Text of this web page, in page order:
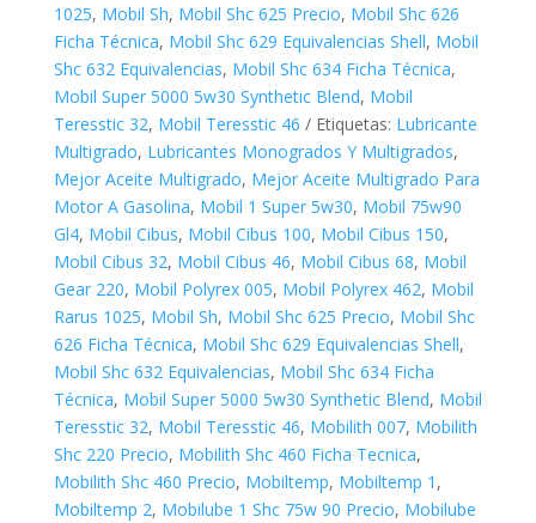
1025, Mobil Sh, Mobil Shc 625 Precio, Mobil Shc 626
Ficha Técnica, Mobil Shc 629 Equivalencias Shell, Mobil
Shc 632 Equivalencias, Mobil Shc 634 Ficha Técnica,
Mobil Super 5000 5w30 Synthetic Blend, Mobil
Teresstic 32, Mobil Teresstic 46 Etiquetas: Lubricante
Multigrado, Lubricantes Monogrados Y Multigrados,
Mejor Aceite Multigrado, Mejor Aceite Multigrado Para
Motor A Gasolina, Mobil 1 Super 5w30, Mobil 75w90
Gl4, Mobil Cibus, Mobil Cibus 100, Mobil Cibus 150,
Mobil Cibus 32, Mobil Cibus 46, Mobil Cibus 68, Mobil
Gear 220, Mobil Polyrex 005, Mobil Polyrex 462, Mobil
Rarus 1025, Mobil Sh, Mobil Shc 625 Precio, Mobil Shc
626 Ficha Técnica, Mobil Shc 629 Equivalencias Shell,
Mobil Shc 632 Equivalencias, Mobil Shc 634 Ficha
Técnica, Mobil Super 5000 5w30 Synthetic Blend, Mobil
Teresstic 32, Mobil Teresstic 46, Mobilith 007, Mobilith
Shc 220 Precio, Mobilith Shc 460 Ficha Tecnica,
Mobilith Shc 460 Precio, Mobiltemp, Mobiltemp 1 ,
Mobiltemp 2, Mobilube 1 Shc 75w 90 Precio, Mobilube